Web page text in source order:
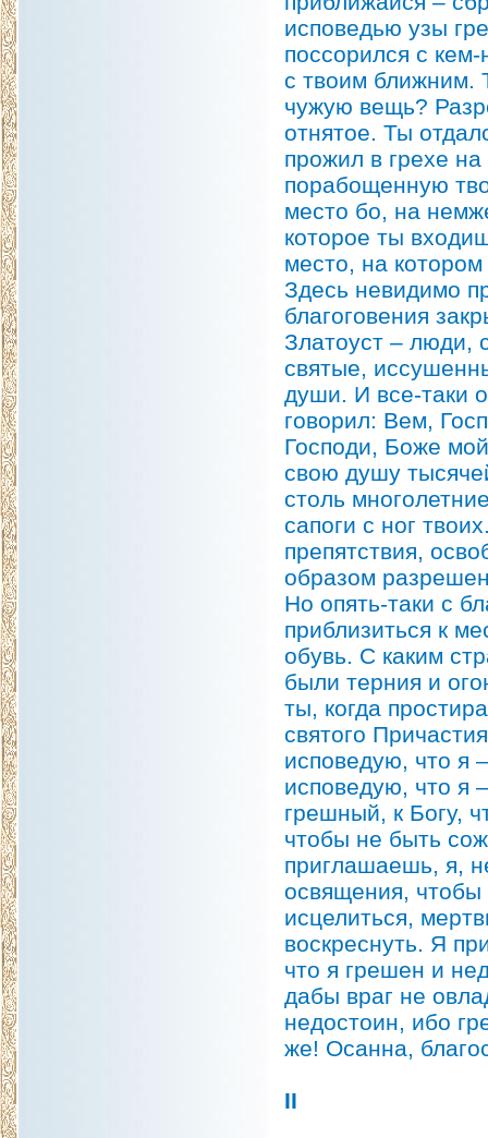
исповедью узы
поссорился с
с твоим ближним.
чужую вещь?
отнятое. Ты
прожил в грехе
порабощенную
место бо, на
которое ты
место, на
Здесь невидимо
благоговения
Златоуст – люди,
святые,
души. И все-таки
говорил: Вем,
Господи, Боже
свою душу
столь
сапоги с ног
препятствия,
образом
Но опять-таки с
приблизиться к
обувь. С каким
были терния и
ты, когда
святого
исповедую, что я
исповедую, что я
грешный, к Богу,
чтобы не быть
приглашаешь, я,
освящения, чтобы
исцелиться,
воскреснуть. Я
что я грешен и
дабы враг не
недостоин, ибо
же! Осанна,
II